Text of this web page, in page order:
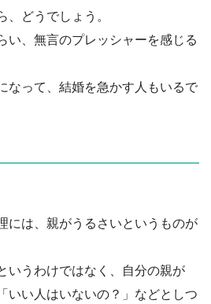
、どうでしょう。
い、無言のプレッシャーを感じる
なって、結婚を急かす人もいるで
には、親がうるさいというものが
いうわけではなく、自分の親が
いい人はいないの？」などとしつ